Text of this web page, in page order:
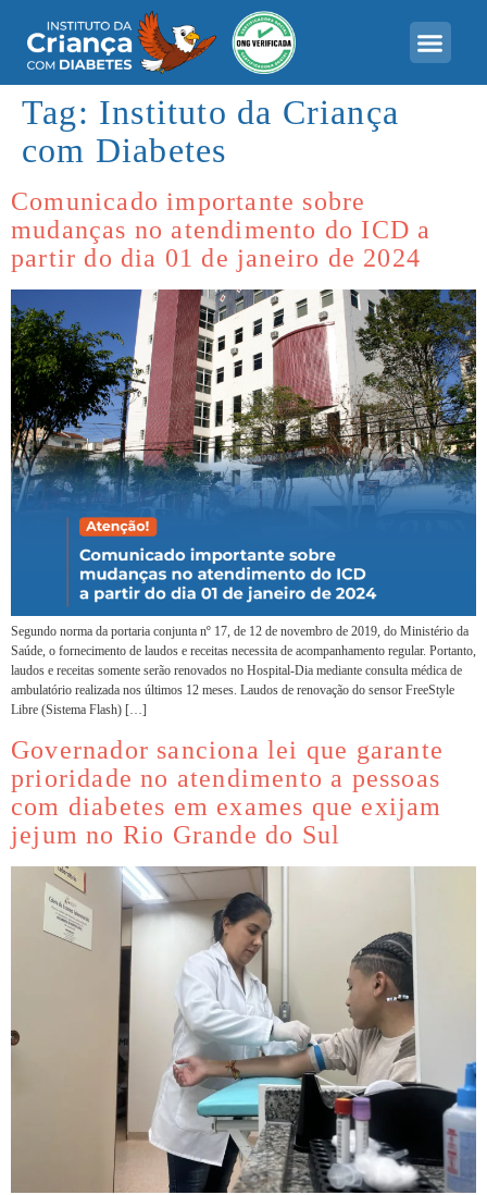
Tag: Instituto da Criança
com Diabetes
Comunicado importante sobre
mudanças no atendimento do ICD a
partir do dia 01 de janeiro de 2024
Segundo norma da portaria conjunta nº 17, de 12 de novembro de 2019, do Ministério da
Saúde, o fornecimento de laudos e receitas necessita de acompanhamento regular. Portanto,
laudos e receitas somente serão renovados no Hospital-Dia mediante consulta médica de
ambulatório realizada nos últimos 12 meses. Laudos de renovação do sensor FreeStyle
Libre (Sistema Flash) […]
Governador sanciona lei que garante
prioridade no atendimento a pessoas
com diabetes em exames que exijam
jejum no Rio Grande do Sul